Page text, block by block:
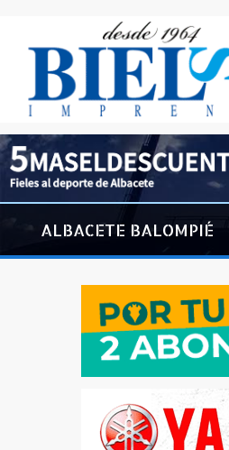
ALBACETE BALOMPIÉ